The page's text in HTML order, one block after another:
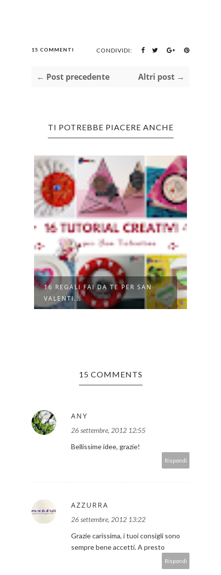
15 COMMENTI CONDIVIDI:
← Post precedente Altri post →
TI POTREBBE PIACERE ANCHE
16 REGALI FAI DA TE PER SAN
VALENTI...
15 COMMENTS
ANY
26 settembre, 2012 12:55
Bellissime idee, grazie!
Rispondi
AZZURRA
26 settembre, 2012 13:22
Grazie carissima, i tuoi consigli sono
sempre bene accetti. A presto
Rispondi